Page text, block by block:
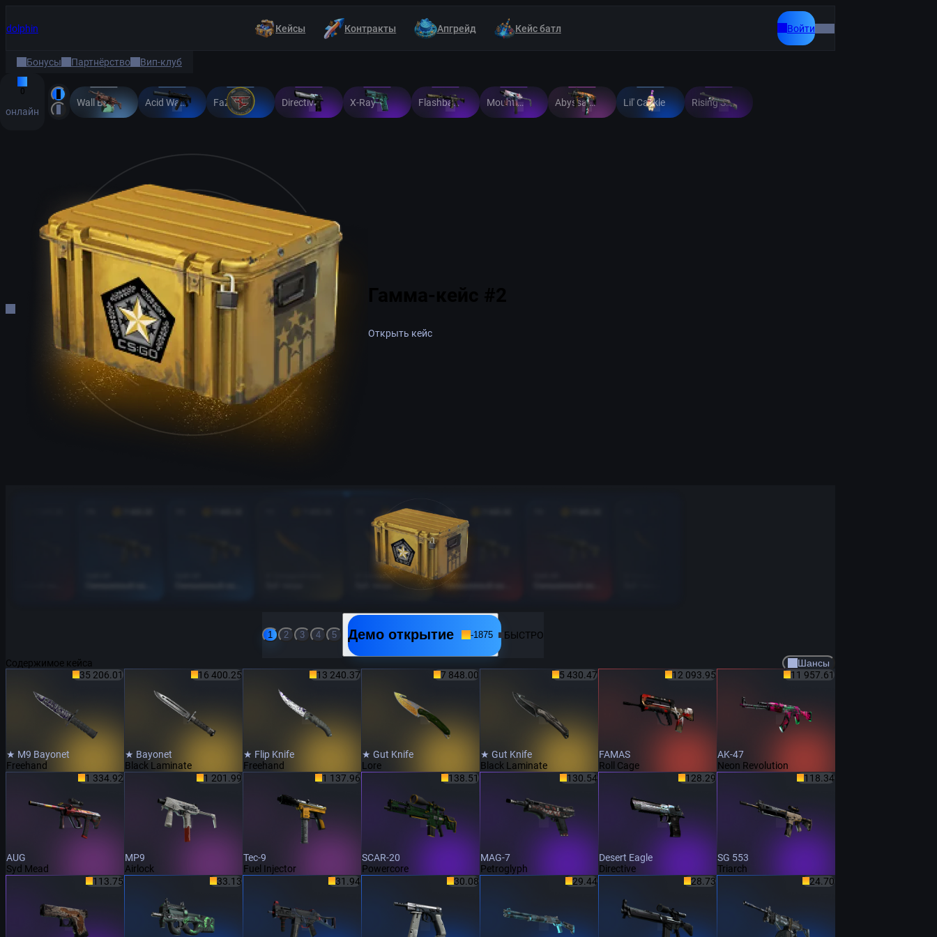
dolphin Кейсы Контракты Апгрейд Кейс батл Войти
Бонусы Партнёрство Вип-клуб
0
онлайн
Wall Bang Acid Wash FaZe Clan Directive X-Ray Flashback Mount Fuji Abyssal Apparition Lil' Cackle Rising Sun
Открыть кейс
1 2 3 4 5 Демо открытие -1875 БЫСТРО
Содержимое кейса
Шансы
35 206.01
★ M9 Bayonet
Freehand
16 400.25
★ Bayonet
Black Laminate
13 240.37
★ Flip Knife
Freehand
7 848.00
★ Gut Knife
Lore
5 430.47
★ Gut Knife
Black Laminate
12 093.95
FAMAS
Roll Cage
11 957.61
AK-47
Neon Revolution
1 334.92
AUG
Syd Mead
1 201.99
MP9
Airlock
1 137.96
Tec-9
Fuel Injector
138.51
SCAR-20
Powercore
130.54
MAG-7
Petroglyph
128.29
Desert Eagle
Directive
118.34
SG 553
Triarch
113.75
33.13 31.94 30.08 29.44 28.73 24.70